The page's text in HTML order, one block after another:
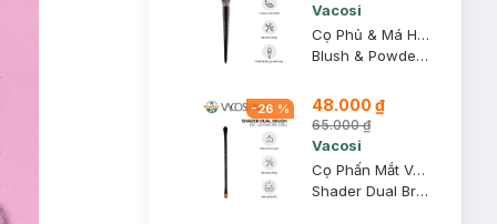
Vacosi
Cọ Phủ & Má Hồng Vacosi Đầu Tròn M27
Blush & Powder Brush
-26 % 48.000 ₫
65.000 ₫
Vacosi
Cọ Phấn Mắt Vacosi 2 Đầu Cán Dài E2E
Shader Dual Brush